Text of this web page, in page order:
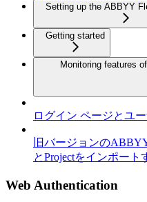
Setting up the ABBYY
Getting started
Monitoring features
ログイン ページとユ
旧バージョンの
とProjectをインポート
Web Authentication